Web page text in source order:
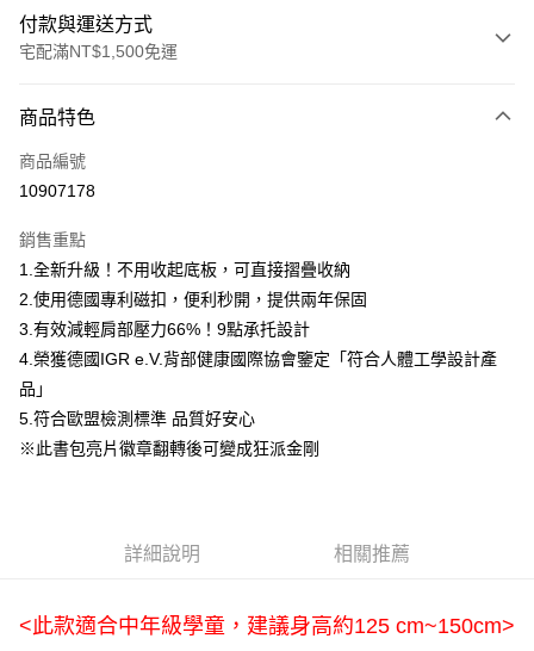
付款與運送方式
宅配滿NT$1,500免運
信用卡一次付款
信用卡分期付款
合作金庫商業銀行
華南商業銀行
彰化商業銀行
上海商業儲蓄銀行
台北富邦商業銀行
國泰世華商業銀行
兆豐國際商業銀行
臺灣中小企業銀行
台中商業銀行
元大商業銀行
玉山商業銀行
星展（台灣）商業銀行
LINE Pay
街口支付
ATM付款
宅配
商品特色
商品編號
10907178
銷售重點
1.全新升級！不用收起底板，可直接摺疊收納
2.使用德國專利磁扣，便利秒開，提供兩年保固
3.有效減輕肩部壓力66%！9點承托設計
4.榮獲德國IGR e.V.背部健康國際協會鑒定「符合人體工學設計產
品」
5.符合歐盟檢測標準 品質好安心
※此書包亮片徽章翻轉後可變成狂派金剛
詳細說明 相關推薦
<此款適合中年級學童，建議身高約125 cm~150cm>